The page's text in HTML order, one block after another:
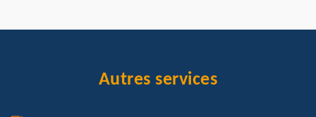
Autres services